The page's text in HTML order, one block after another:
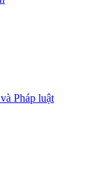
Pháp luật